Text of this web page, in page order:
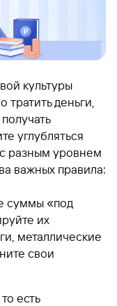
культуры
тратить деньги,
углубляться
разным уровнем
важных правила:
суммы «под
их
металлические
свои
есть